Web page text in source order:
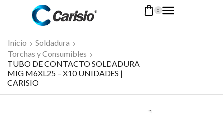
0
Inicio
Soldadura
Torchas y Consumibles
TUBO DE CONTACTO SOLDADURA
MIG M6XL25 – X10 UNIDADES |
CARISIO